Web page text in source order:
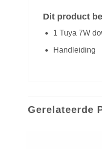
Dit product
1 Tuya 7W
Handleiding
Gerelateerde